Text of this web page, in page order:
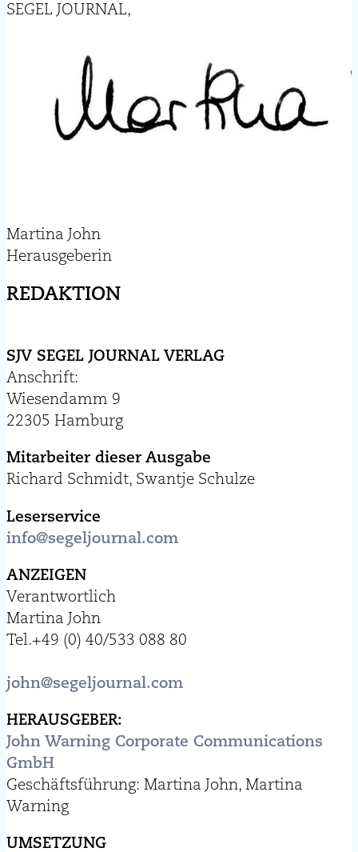
SEGEL JOURNAL,
Martina John
Herausgeberin
REDAKTION
SJV SEGEL JOURNAL VERLAG
Anschrift:
Wiesendamm 9
22305 Hamburg
Mitarbeiter dieser Ausgabe
Richard Schmidt, Swantje Schulze
Leserservice
info@segeljournal.com
ANZEIGEN
Verantwortlich
Martina John
Tel.+49 (0) 40/533 088 80
john@segeljournal.com
HERAUSGEBER:
John Warning Corporate Communications
GmbH
Geschäftsführung: Martina John, Martina
Warning
UMSETZUNG